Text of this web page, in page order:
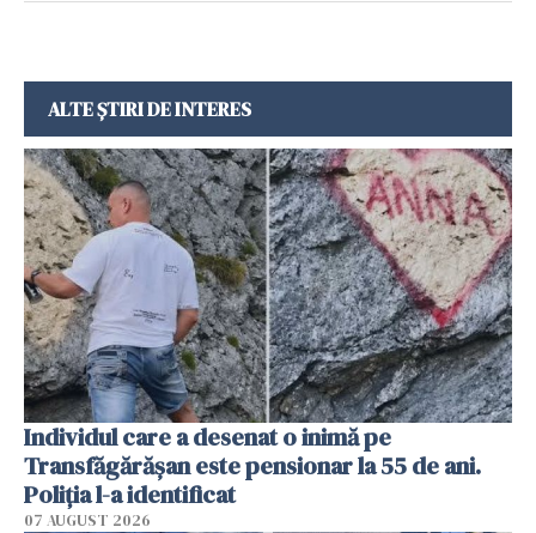
ALTE ȘTIRI DE INTERES
Individul care a desenat o inimă pe
Transfăgărășan este pensionar la 55 de ani.
Poliția l-a identificat
07 AUGUST 2026